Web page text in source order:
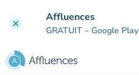
clear Affluences
GRATUIT – Google Play